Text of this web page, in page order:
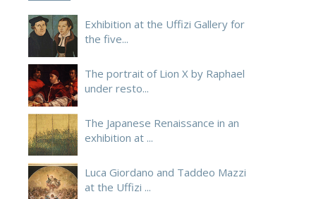
Exhibition at the Uffizi Gallery for
the five...
The portrait of Lion X by Raphael
under resto...
The Japanese Renaissance in an
exhibition at ...
Luca Giordano and Taddeo Mazzi
at the Uffizi ...